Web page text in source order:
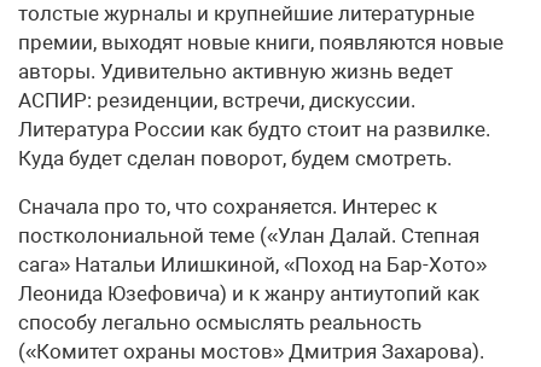
толстые журналы и крупнейшие литературные
премии, выходят новые книги, появляются новые
авторы. Удивительно активную жизнь ведет
АСПИР: резиденции, встречи, дискуссии.
Литература России как будто стоит на развилке.
Куда будет сделан поворот, будем смотреть.
Сначала про то, что сохраняется. Интерес к
постколониальной теме («Улан Далай. Степная
сага» Натальи Илишкиной, «Поход на Бар-Хото»
Леонида Юзефовича) и к жанру антиутопий как
способу легально осмыслять реальность
(«Комитет охраны мостов» Дмитрия Захарова).